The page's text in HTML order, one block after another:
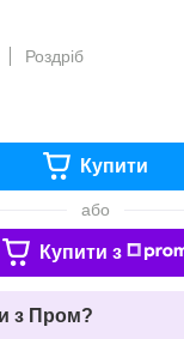
Роздріб
Купити
або
Купити з
з Пром?